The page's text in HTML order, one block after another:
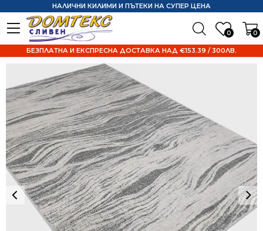
0 0
НАЛИЧНИ КИЛИМИ И ПЪТЕКИ НА СУПЕР ЦЕНА
БЕЗПЛАТНА И ЕКСПРЕСНА ДОСТАВКА НАД €153.39 / 300ЛВ.